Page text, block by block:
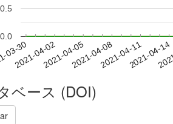
03-30
2021-04-022021-04-052021-04-082021-04-112021-04-14
0.0
0.5
ベース (DOI)